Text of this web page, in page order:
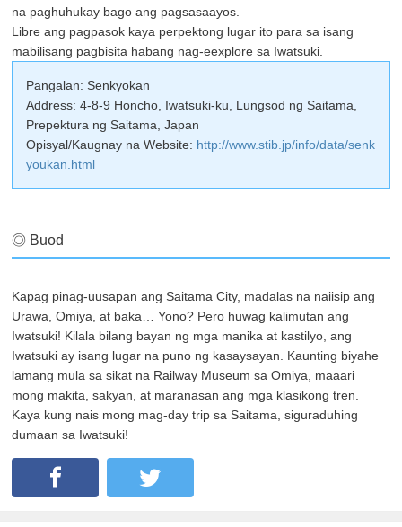
na paghuhukay bago ang pagsasaayos.
Libre ang pagpasok kaya perpektong lugar ito para sa isang
mabilisang pagbisita habang nag-eexplore sa Iwatsuki.
Pangalan: Senkyokan
Address: 4-8-9 Honcho, Iwatsuki-ku, Lungsod ng Saitama,
Prepektura ng Saitama, Japan
Opisyal/Kaugnay na Website: http://www.stib.jp/info/data/senk
youkan.html
◎ Buod
Kapag pinag-uusapan ang Saitama City, madalas na naiisip ang
Urawa, Omiya, at baka… Yono? Pero huwag kalimutan ang
Iwatsuki! Kilala bilang bayan ng mga manika at kastilyo, ang
Iwatsuki ay isang lugar na puno ng kasaysayan. Kaunting biyahe
lamang mula sa sikat na Railway Museum sa Omiya, maaari
mong makita, sakyan, at maranasan ang mga klasikong tren.
Kaya kung nais mong mag-day trip sa Saitama, siguraduhing
dumaan sa Iwatsuki!